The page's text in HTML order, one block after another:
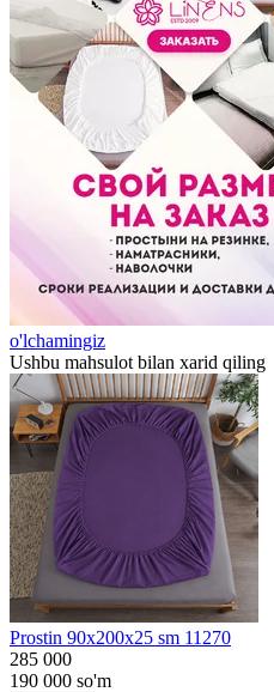
o'lchamingiz
Ushbu mahsulot bilan xarid qiling
Prostin 90x200x25 sm 11270
285 000
190 000 so'm